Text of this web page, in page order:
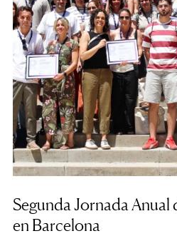
Segunda Jornada Anual
en Barcelona